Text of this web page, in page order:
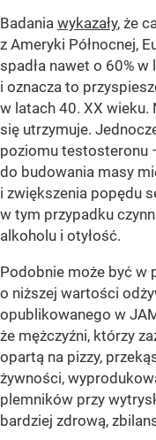
Badania wykazały, że
z Ameryki Północnej,
spadła nawet o 60%
i oznacza to
w latach 40. XX wieku.
się utrzymuje.
poziomu testosteronu
do budowania masy
i zwiększenia popędu
w tym przypadku
alkoholu i otyłość.
Podobnie może być w
o niższej wartości
opublikowanego w
że mężczyźni, którzy
opartą na pizzy,
żywności,
plemników przy
bardziej zdrową,